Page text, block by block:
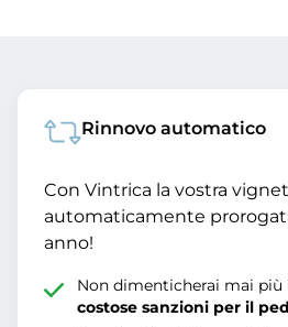
Rinnovo automatico
Con Vintrica la vostra
automaticamente
anno!
Non dimenticherai mai
costose sanzioni per il